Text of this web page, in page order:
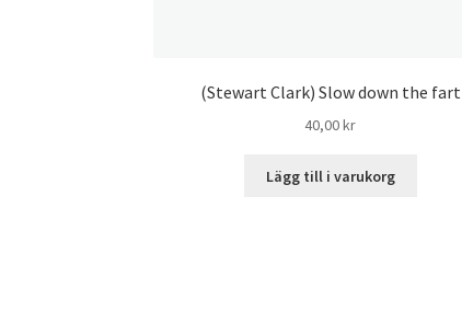
(Stewart Clark) Slow down the fart
40,00kr
Lägg till i varukorg